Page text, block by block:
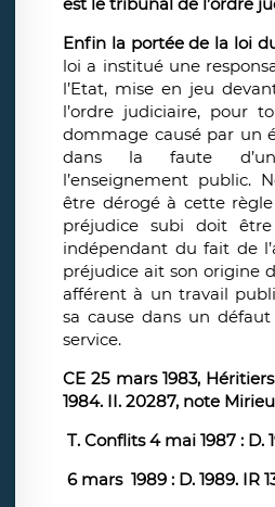
Enfin la portée de la loi
loi a institué une
l’Etat, mise en jeu
l’ordre judiciaire, pour
dommage causé par un
dans la faute
l’enseignement public.
être dérogé à cette
préjudice subi doit
indépendant du fait de
préjudice ait son origine
afférent à un travail
sa cause dans un défaut
service.
CE 25 mars 1983,
1984. II. 20287, note
T. Conflits 4 mai 1987 : D.
6 mars 1989 : D. 1989. IR